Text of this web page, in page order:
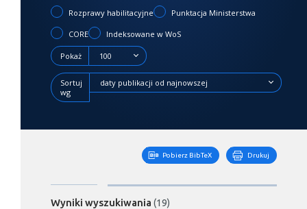
Rozprawy habilitacyjne Punktacja Ministerstwa
CORE Indeksowane w WoS
Pokaż 100
Sortuj
wg
daty publikacji od najnowszej
Pobierz BibTeX Drukuj
Wyniki wyszukiwania (19)